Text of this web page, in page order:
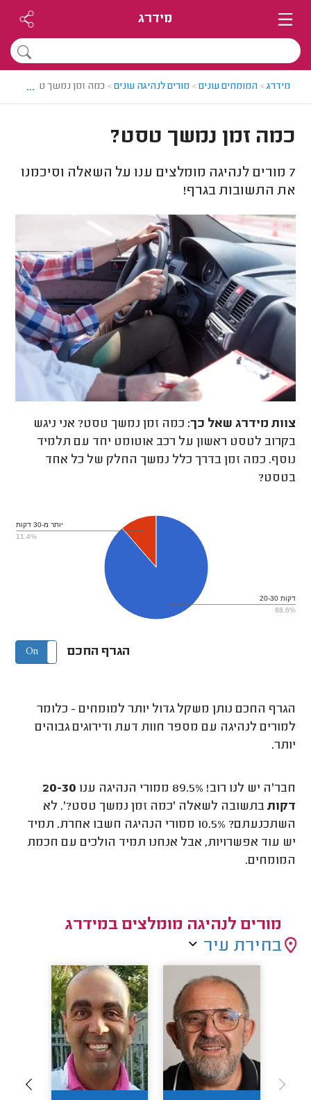
מידרג
מידרג> המומחים עונים> מורים לנהיגה עונים> כמה זמן נמשך טסט?
...
כמה זמן נמשך טסט?
7 מורים לנהיגה מומלצים ענו על השאלה וסיכמנו
את התשובות בגרף!
צוות מידרג שאל כך: כמה זמן נמשך טסט? אני ניגש
בקרוב לטסט ראשון על רכב אוטומט יחד עם תלמיד
נוסף. כמה זמן בדרך כלל נמשך החלק של כל אחד
בטסט?
20-30 דקות
88.6%
יותר מ-30 דקות
11.4%
הגרף החכם On Off
הגרף החכם נותן משקל גדול יותר למומחים - כלומר
למורים לנהיגה עם מספר חוות דעת ודירוגים גבוהים
יותר.
חבר'ה יש לנו רוב! 89.5% ממורי הנהיגה ענו
20-30
דקות בתשובה לשאלה 'כמה זמן נמשך טסט?'. לא
השתכנעתם? 10.5% ממורי הנהיגה חשבו אחרת. תמיד
יש עוד אפשרויות, אבל אנחנו תמיד הולכים עם חכמת
המומחים.
מורים לנהיגה מומלצים במידרג
בחירת עיר